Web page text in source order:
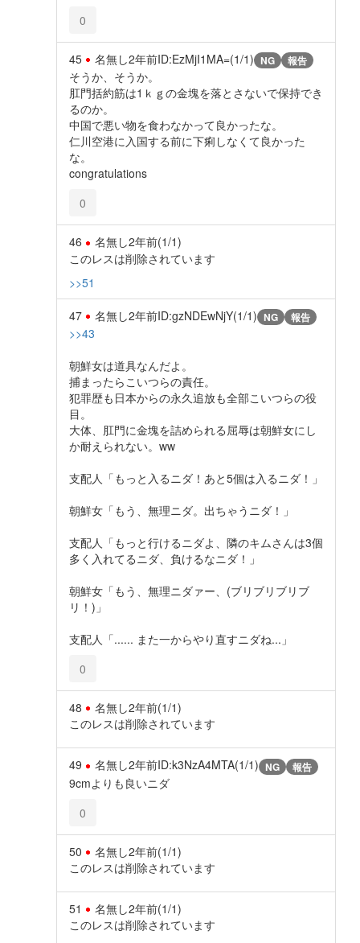
0
45 名無し2年前ID:EzMjI1MA=(1/1) NG 報告
そうか、そうか。
肛門括約筋は1ｋｇの金塊を落とさないで保持でき
るのか。
中国で悪い物を食わなかって良かったな。
仁川空港に入国する前に下痢しなくて良かった
な。
congratulations
0
46 名無し2年前(1/1)
このレスは削除されています
>>51
47 名無し2年前ID:gzNDEwNjY(1/1) NG 報告
>>43
朝鮮女は道具なんだよ。
捕まったらこいつらの責任。
犯罪歴も日本からの永久追放も全部こいつらの役
目。
大体、肛門に金塊を詰められる屈辱は朝鮮女にし
か耐えられない。ww
支配人「もっと入るニダ！あと5個は入るニダ！」
朝鮮女「もう、無理ニダ。出ちゃうニダ！」
支配人「もっと行けるニダよ、隣のキムさんは3個
多く入れてるニダ、負けるなニダ！」
朝鮮女「もう、無理ニダァー、(ブリブリブリブ
リ！)」
支配人「...... また一からやり直すニダね...」
0
48 名無し2年前(1/1)
このレスは削除されています
49 名無し2年前ID:k3NzA4MTA(1/1) NG 報告
9cmよりも良いニダ
0
50 名無し2年前(1/1)
このレスは削除されています
51 名無し2年前(1/1)
このレスは削除されています